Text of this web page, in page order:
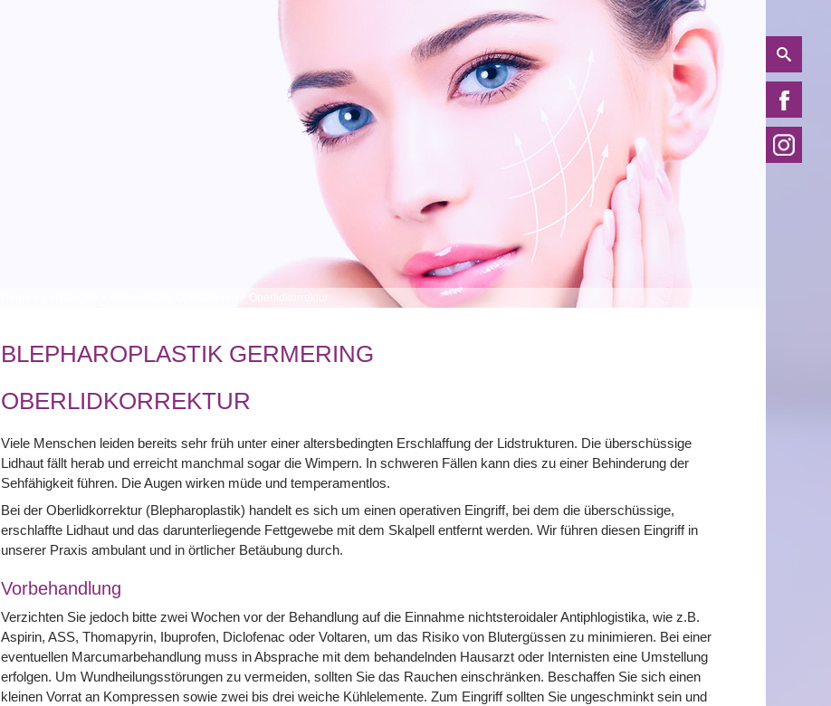
BLEPHAROPLASTIK GERMERING
OBERLIDKORREKTUR
Viele Menschen leiden bereits sehr früh unter einer altersbedingten Erschlaffung der Lidstrukturen. Die überschüssige
Lidhaut fällt herab und erreicht manchmal sogar die Wimpern. In schweren Fällen kann dies zu einer Behinderung der
Sehfähigkeit führen. Die Augen wirken müde und temperamentlos.
Bei der Oberlidkorrektur (Blepharoplastik) handelt es sich um einen operativen Eingriff, bei dem die überschüssige,
erschlaffte Lidhaut und das darunterliegende Fettgewebe mit dem Skalpell entfernt werden. Wir führen diesen Eingriff in
unserer Praxis ambulant und in örtlicher Betäubung durch.
Vorbehandlung
Verzichten Sie jedoch bitte zwei Wochen vor der Behandlung auf die Einnahme nichtsteroidaler Antiphlogistika, wie z.B.
Aspirin, ASS, Thomapyrin, Ibuprofen, Diclofenac oder Voltaren, um das Risiko von Blutergüssen zu minimieren. Bei einer
eventuellen Marcumarbehandlung muss in Absprache mit dem behandelnden Hausarzt oder Internisten eine Umstellung
erfolgen. Um Wundheilungsstörungen zu vermeiden, sollten Sie das Rauchen einschränken. Beschaffen Sie sich einen
kleinen Vorrat an Kompressen sowie zwei bis drei weiche Kühlelemente. Zum Eingriff sollten Sie ungeschminkt sein und